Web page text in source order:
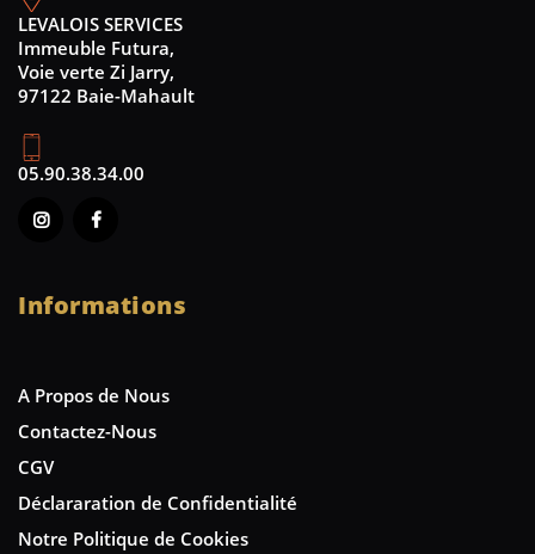
LEVALOIS SERVICES
Immeuble Futura,
Voie verte Zi Jarry,
97122 Baie-Mahault
05.90.38.34.00
Informations
A Propos de Nous
Contactez-Nous
CGV
Déclararation de Confidentialité
Notre Politique de Cookies